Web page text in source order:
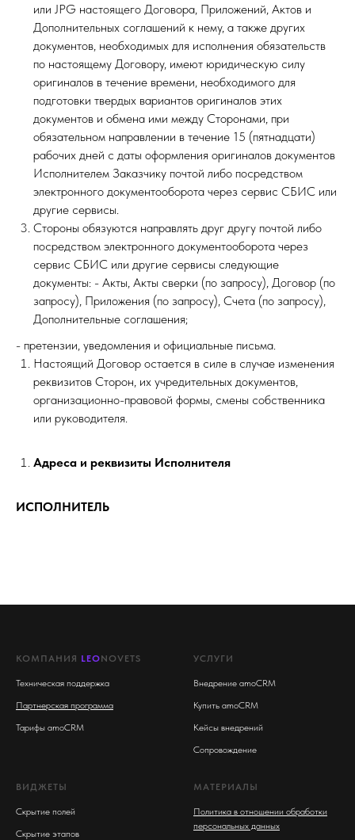
или JPG настоящего Договора, Приложений, Актов и
Дополнительных соглашений к нему, а также других
документов, необходимых для исполнения обязательств
по настоящему Договору, имеют юридическую силу
оригиналов в течение времени, необходимого для
подготовки твердых вариантов оригиналов этих
документов и обмена ими между Сторонами, при
обязательном направлении в течение 15 (пятнадцати)
рабочих дней с даты оформления оригиналов документов
Исполнителем Заказчику почтой либо посредством
электронного документооборота через сервис СБИС или
другие сервисы.
Стороны обязуются направлять друг другу почтой либо
посредством электронного документооборота через
сервис СБИС или другие сервисы следующие
документы: - Акты, Акты сверки (по запросу), Договор (по
запросу), Приложения (по запросу), Счета (по запросу),
Дополнительные соглашения;
- претензии, уведомления и официальные письма.
Настоящий Договор остается в силе в случае изменения
реквизитов Сторон, их учредительных документов,
организационно-правовой формы, смены собственника
или руководителя.
Адреса и реквизиты Исполнителя
ИСПОЛНИТЕЛЬ
КОМПАНИЯ LEONOVETS
Техническая поддержка
Партнерская программа
Тарифы amoCRM
УСЛУГИ
Внедрение amoCRM
Купить amoCRM
Кейсы внедрений
Сопровождение
ВИДЖЕТЫ
Скрытие полей
Скрытие этапов
МАТЕРИАЛЫ
Политика в отношении обработки
персональных данных